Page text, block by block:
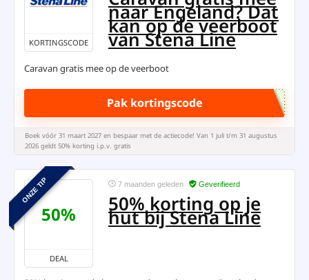
KORTINGSCODE
naar Engeland? Dat
kan op de veerboot
van Stena Line
Caravan gratis mee op de veerboot
Pak kortingscode
Boek vóór 31 maart 2027 en bespaar met de actiecode! Van 1 juli t/m 31 augustus
2026 geldt 50% korting i.p.v. gratis
ONZE TIP
50%
DEAL
7 maanden geleden Geverifieerd
50% korting op je
hut bij Stena Line